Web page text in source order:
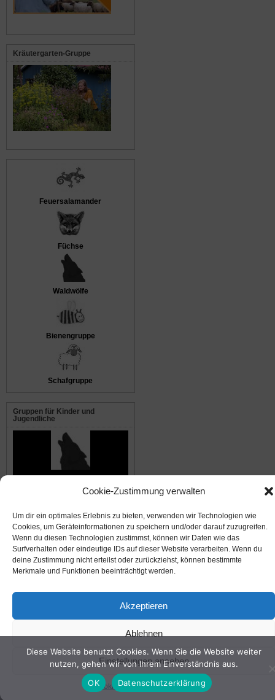
Cookie-Zustimmung verwalten
Um dir ein optimales Erlebnis zu bieten, verwenden wir Technologien wie
Cookies, um Geräteinformationen zu speichern und/oder darauf zuzugreifen.
Wenn du diesen Technologien zustimmst, können wir Daten wie das
Surfverhalten oder eindeutige IDs auf dieser Website verarbeiten. Wenn du
deine Zustimmung nicht erteilst oder zurückziehst, können bestimmte
Merkmale und Funktionen beeinträchtigt werden.
Akzeptieren
Ablehnen
Einstellungen ansehen
Cookie-Richtlinie Datenschutz
Kräutergarten-Gruppe
Feuersalamander
Füchse
Waldwölfe
Bienengruppe
Schafgruppe
Gruppen für Kinder und
Jugendliche
© 2008-2026NABU Seeheim|Impressum|Datenschutz|Cookie-Richtlinie|Kontakt
Suffusion theme by Sayontan Sinha
Diese Website benutzt Cookies. Wenn Sie die Website weiter
nutzen, gehen wir von Ihrem Einverständnis aus.
OK
Datenschutzerklärung